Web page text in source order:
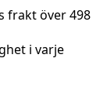
frakt över 498
i varje